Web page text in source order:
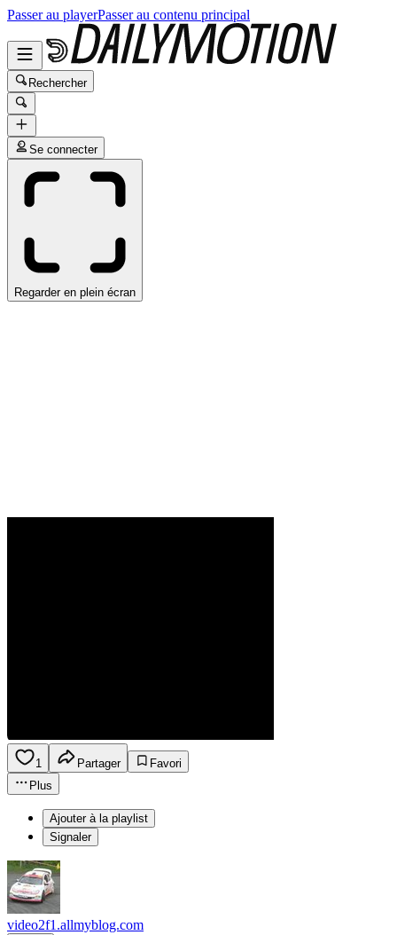
Passer au playerPasser au contenu principal
Rechercher
Se connecter
Regarder en plein écran
1 Partager
Favori
Plus
Ajouter à la playlist
Signaler
video2f1.allmyblog.com